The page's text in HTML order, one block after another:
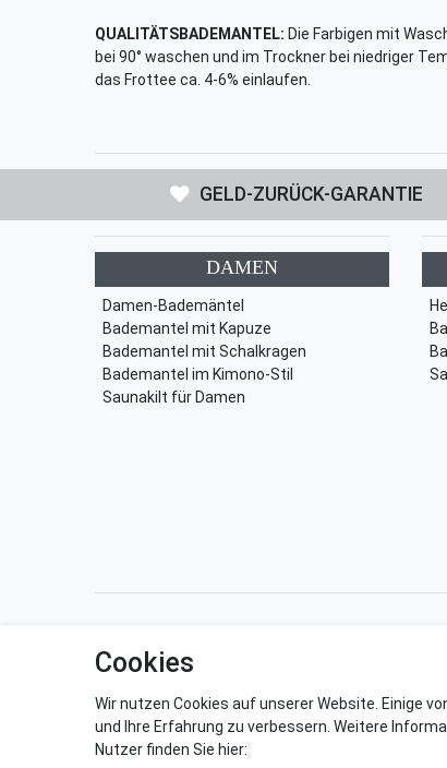
QUALITÄTSBADEMANTEL: Die Farbigen mit
bei 90° waschen und im Trockner bei niedriger
das Frottee ca. 4-6% einlaufen.
GELD-ZURÜCK-GARANTIE
DAMEN
Damen-Bademäntel
Bademantel mit Kapuze
Bademantel mit Schalkragen
Bademantel im Kimono-Stil
Saunakilt für Damen
Cookies
Wir nutzen Cookies auf unserer Website. Einige
und Ihre Erfahrung zu verbessern. Weitere
Nutzer finden Sie hier: